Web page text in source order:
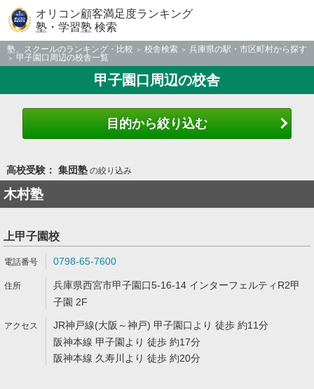
オリコン顧客満足度ランキング
塾・学習塾 検索
塾、スクールのランキング・比較 校舎検索
兵庫県の駅・市区町村から探す
甲子園口周辺の校舎一覧
甲子園口周辺の校舎
目的から絞り込む
高校受験： 集団塾の絞り込み
木村塾
上甲子園校
0798-65-7600
兵庫県西宮市甲子園口5-16-14 インターフェルティR2甲
子園 2F
JR神戸線(大阪～神戸) 甲子園口より 徒歩 約11分
阪神本線 甲子園より 徒歩 約17分
阪神本線 久寿川より 徒歩 約20分